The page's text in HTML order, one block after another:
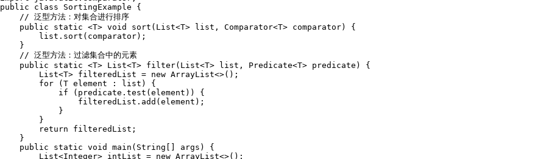
public class SortingExample {
// 泛型方法：对集合进行排序
public static <T> void sort(List<T> list, Comparator<T> comparator) {
list.sort(comparator);
}
// 泛型方法：过滤集合中的元素
public static <T> List<T> filter(List<T> list, Predicate<T> predicate) {
List<T> filteredList = new ArrayList<>();
for (T element : list) {
if (predicate.test(element)) {
filteredList.add(element);
}
}
return filteredList;
}
public static void main(String[] args) {
List<Integer> intList = new ArrayList<>();